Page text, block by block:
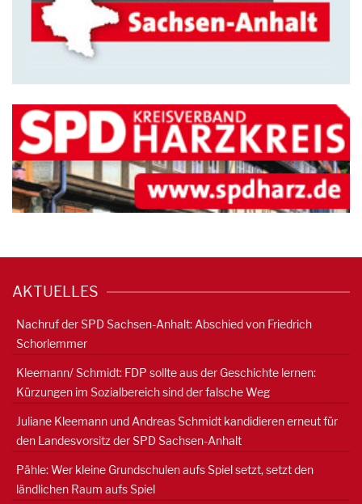
AKTUELLES
Nachruf der SPD Sachsen-Anhalt: Abschied von Friedrich
Schorlemmer
Kleemann/ Schmidt: FDP sollte aus der Geschichte lernen:
Kürzungen im Sozialbereich sind der falsche Weg
Juliane Kleemann und Andreas Schmidt kandidieren erneut für
den Landesvorsitz der SPD Sachsen-Anhalt
Pähle: Wer kleine Grundschulen aufs Spiel setzt, setzt den
ländlichen Raum aufs Spiel